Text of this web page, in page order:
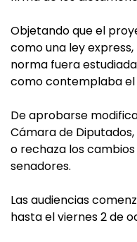
Objetando que el
como una ley
norma fuera
como contemplaba el
De aprobarse
Cámara de
o rechaza los
senadores.
Las audiencias
hasta el viernes 2 de